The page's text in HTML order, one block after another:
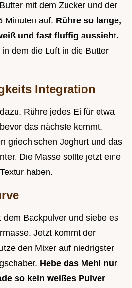
mit dem Zucker und der
Minuten auf. Rühre so lange,
und fast fluffig aussieht.
dem die Luft in die Butter
Integration
Rühre jedes Ei für etwa
das nächste kommt.
griechischen Joghurt und das
Die Masse sollte jetzt eine
haben.
dem Backpulver und siebe es
Jetzt kommt der
den Mixer auf niedrigster
Hebe das Mehl nur
so kein weißes Pulver